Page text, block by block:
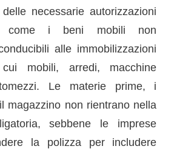
necessarie autorizzazioni
come i beni mobili non
alle immobilizzazioni
mobili, arredi, macchine
Le materie prime, i
magazzino non rientrano nella
sebbene le imprese
la polizza per includere